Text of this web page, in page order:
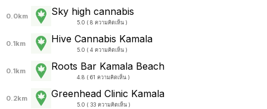
0.0km Sky high cannabis
5.0 ( 8 ความคิดเห็น )
0.1km Hive Cannabis Kamala
5.0 ( 4 ความคิดเห็น )
0.1km Roots Bar Kamala Beach
4.8 ( 61 ความคิดเห็น )
0.2km Greenhead Clinic Kamala
5.0 ( 33 ความคิดเห็น )